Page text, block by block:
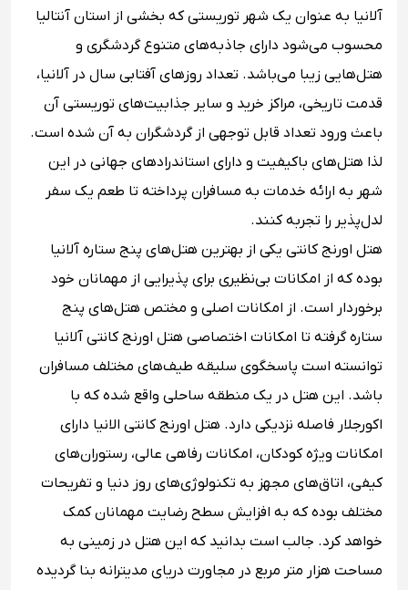
آلانیا به عنوان یک شهر توریستی که بخشی از استان آنتالیا
محسوب می‌شود دارای جاذبه‌های متنوع گردشگری و
هتل‌هایی زیبا می‌باشد. تعداد روزهای آفتابی سال در آلانیا،
قدمت تاریخی، مراکز خرید و سایر جذابیت‌های توریستی آن
باعث ورود تعداد قابل توجهی از گردشگران به آن شده است.
لذا هتل‌های باکیفیت و دارای استاندرادهای جهانی در این
شهر به ارائه خدمات به مسافران پرداخته تا طعم یک سفر
لدل‌پذیر را تجربه کنند.
هتل اورنج کانتی یکی از بهترین هتل‌های پنج ستاره آلانیا
بوده که از امکانات بی‌نظیری برای پذیرایی از مهمانان خود
برخوردار است. از امکانات اصلی و مختص هتل‌های پنج
ستاره گرفته تا امکانات اختصاصی هتل اورنج کانتی آلانیا
توانسته است پاسخگوی سلیقه طیف‌های مختلف مسافران
باشد. این هتل در یک منطقه ساحلی واقع شده که با
اکورجلار فاصله نزدیکی دارد. هتل اورنج کانتی الانیا دارای
امکانات ویژه کودکان، امکانات رفاهی عالی، رستوران‌های
کیفی، اتاق‌های مجهز به تکنولوژی‌های روز دنیا و تفریحات
مختلف بوده که به افزایش سطح رضایت مهمانان کمک
خواهد کرد. جالب است بدانید که این هتل در زمینی به
مساحت هزار متر مربع در مجاورت دریای مدیترانه بنا گردیده